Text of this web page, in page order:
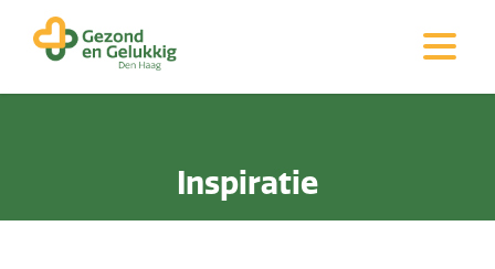
Inspiratie